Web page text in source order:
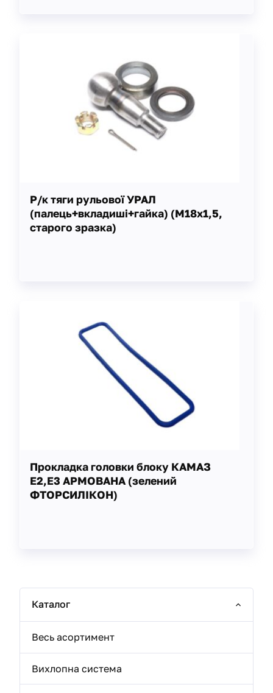
Р/к тяги рульової УРАЛ
(палець+вкладиші+гайка) (М18х1,5,
старого зразка)
Прокладка головки блоку КАМАЗ
Е2,Е3 АРМОВАНА (зелений
ФТОРСИЛІКОН)
Каталог
Весь асортимент
Вихлопна система